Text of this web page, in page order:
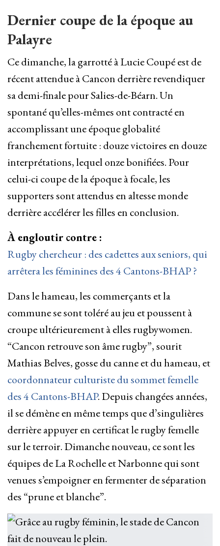
Dernier coupe de la époque au
Palayre
Ce dimanche, la garrotté à Lucie Coupé est de
récent attendue à Cancon derrière revendiquer
sa demi-finale pour Salies-de-Béarn. Un
spontané qu’elles-mêmes ont contracté en
accomplissant une époque globalité
franchement fortuite : douze victoires en douze
interprétations, lequel onze bonifiées. Pour
celui-ci coupe de la époque à focale, les
supporters sont attendus en altesse monde
derrière accélérer les filles en conclusion.
À engloutir contre :
Rugby chercheur : des cadettes aux seniors, qui
arrêtera les féminines des 4 Cantons-BHAP ?
Dans le hameau, les commerçants et la
commune se sont toléré au jeu et poussent à
croupe ultérieurement à elles rugbywomen.
“Cancon retrouve son âme rugby”, sourit
Mathias Belves, gosse du canne et du hameau, et
coordonnateur culturiste du sommet femelle
des 4 Cantons-BHAP. Depuis changées années,
il se démène en même temps que d’singulières
derrière appuyer en certificat le rugby femelle
sur le terroir. Dimanche nouveau, ce sont les
équipes de La Rochelle et Narbonne qui sont
venues s’empoigner en fermenter de séparation
des “prune et blanche”.